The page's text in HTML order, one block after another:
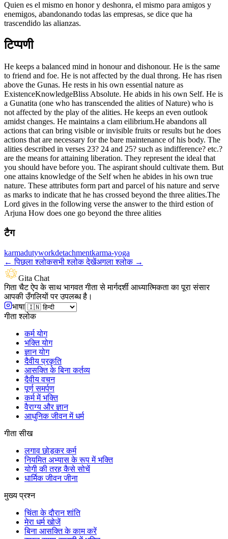
Quien es el mismo en honor y deshonra, el mismo para amigos y
enemigos, abandonando todas las empresas, se dice que ha
trascendido las alianzas.
टिप्पणी
He keeps a balanced mind in honour and dishonour. He is the same
to friend and foe. He is not affected by the dual throng. He has risen
above the Gunas. He rests in his own essential nature as
ExistenceKnowledgeBliss Absolute. He abids in his own Self. He is
a Gunatita (one who has transcended the alities of Nature) who is
not affected by the play of the alities. He keeps an even outlook
amidst changes. He maintains a clam eilibrium.He abandons all
actions that can bring visible or invisible fruits or results but he does
actions that are necessary for the bare maintenance of his body. The
alities described in verses 23? 24 and 25? such as indifference? etc.?
are the means for attaining liberation. They represent the ideal that
you should have before you. The aspirant should cultivate them. But
one attains knowledge of the Self when he abides in his own true
nature. These attributes form part and parcel of his nature and serve
as marks to indicate that he has crossed beyond the three alities.The
Lord gives in the following verse the answer to the third estion of
Arjuna How does one go beyond the three alities
टैग
karmadutyworkdetachmentkarma-yoga
←पिछला श्लोकसभी श्लोक देखेंअगला श्लोक→
Gita Chat
गिता चैट ऐप के साथ भागवत गीता से मार्गदर्शी आध्यात्मिकता का पूरा संसार
आपकी उँगलियों पर उपलब्ध है।
भाषा
गीता श्लोक
कर्म योग
भक्ति योग
ज्ञान योग
दैवीय प्रकृति
आसक्ति के बिना कर्तव्य
दैवीय वचन
पूर्ण समर्पण
कर्म में भक्ति
वैराग्य और ज्ञान
आधुनिक जीवन में धर्म
गीता सीख
लगाव छोड़कर कर्म
नियमित अभ्यास के रूप में भक्ति
योगी की तरह कैसे सोचें
धार्मिक जीवन जीना
मुख्य प्रश्न
चिंता के दौरान शांति
मेरा धर्म खोजें
बिना आसक्ति के काम करें